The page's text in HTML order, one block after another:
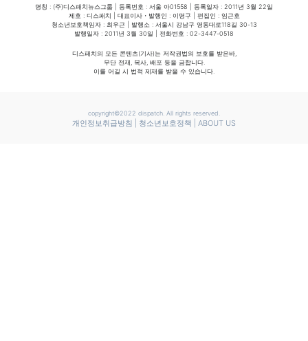
명칭 : (주)디스패치뉴스그룹 | 등록번호 : 서울 아01558 | 등록일자 : 2011년 3월 22일
제호 : 디스패치 | 대표이사・발행인 : 이명구 | 편집인 : 임근호
청소년보호책임자 : 최우근 | 발행소 : 서울시 강남구 영동대로118길 30-13
발행일자 : 2011년 3월 30일 | 전화번호 : 02-3447-0518
디스패치의 모든 콘텐츠(기사)는 저작권법의 보호를 받은바,
무단 전재, 복사, 배포 등을 금합니다.
이를 어길 시 법적 제재를 받을 수 있습니다.
copyright©2022 dispatch. All rights reserved.
개인정보취급방침 청소년보호정책 ABOUT US